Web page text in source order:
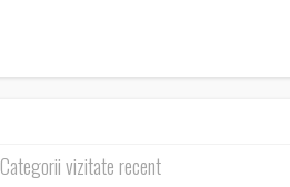
Categorii vizitate recent